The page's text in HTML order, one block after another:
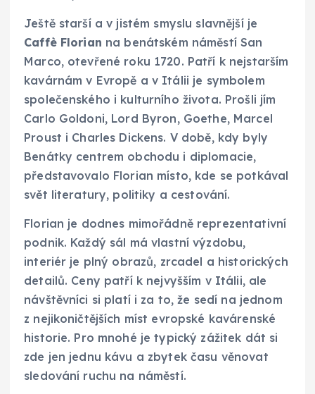
Ještě starší a v jistém smyslu slavnější je
Caffè Florian na benátském náměstí San
Marco, otevřené roku 1720. Patří k nejstarším
kavárnám v Evropě a v Itálii je symbolem
společenského i kulturního života. Prošli jím
Carlo Goldoni, Lord Byron, Goethe, Marcel
Proust i Charles Dickens. V době, kdy byly
Benátky centrem obchodu i diplomacie,
představovalo Florian místo, kde se potkával
svět literatury, politiky a cestování.
Florian je dodnes mimořádně reprezentativní
podnik. Každý sál má vlastní výzdobu,
interiér je plný obrazů, zrcadel a historických
detailů. Ceny patří k nejvyšším v Itálii, ale
návštěvníci si platí i za to, že sedí na jednom
z nejikoničtějších míst evropské kavárenské
historie. Pro mnohé je typický zážitek dát si
zde jen jednu kávu a zbytek času věnovat
sledování ruchu na náměstí.